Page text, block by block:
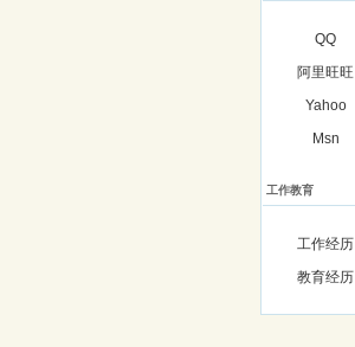
QQ
阿里旺旺
Yahoo
Msn
工作教育
工作经历
教育经历